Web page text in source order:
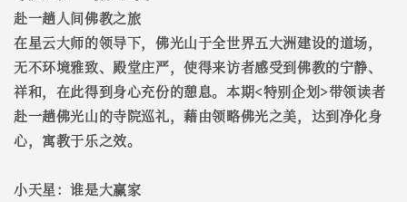
赴一趟人间佛教之旅
在星云大师的领导下，佛光山于全世界五大洲建设的道场，
无不环境雅致、殿堂庄严，使得来访者感受到佛教的宁静、
祥和，在此得到身心充份的憩息。本期<特别企划>带领读者
赴一趟佛光山的寺院巡礼，藉由领略佛光之美，达到净化身
心，寓教于乐之效。
小天星：谁是大赢家